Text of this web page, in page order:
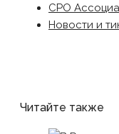
СРО
Новости и
Читайте также